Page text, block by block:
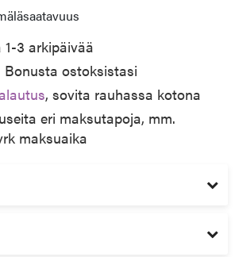
1-3 arkipäivää
Bonusta ostoksistasi
, sovita rauhassa kotona
eri maksutapoja, mm.
maksuaika